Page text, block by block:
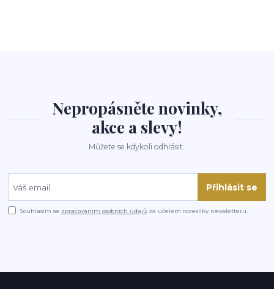
Nepropásněte novinky,
akce a slevy!
Můžete se kdykoli odhlásit.
Přihlásit se
Souhlasím se zpracováním osobních údajů za účelem rozesílky newsletteru.